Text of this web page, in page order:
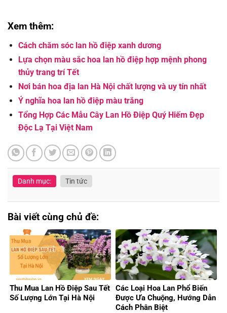
Xem thêm:
Cách chăm sóc lan hồ điệp xanh dương
Lựa chọn màu sắc hoa lan hồ điệp hợp mệnh phong
thủy trang trí Tết
Nơi bán hoa địa lan Hà Nội chất lượng và uy tín nhất
Ý nghĩa hoa lan hồ điệp màu trắng
Tổng Hợp Các Mẫu Cây Lan Hồ Điệp Quý Hiếm Đẹp
Độc Lạ Tại Việt Nam
Danh mục: Tin tức
Bài viết cùng chủ đề:
Thu Mua Lan Hồ Điệp Sau Tết
Số Lượng Lớn Tại Hà Nội
Các Loại Hoa Lan Phổ Biến
Được Ưa Chuộng, Hướng Dẫn
Cách Phân Biệt